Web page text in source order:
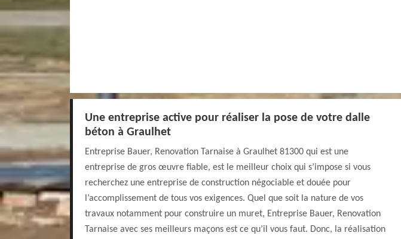
Une entreprise active pour réaliser la pose de votre dalle
béton à Graulhet
Entreprise Bauer, Renovation Tarnaise à Graulhet 81300 qui est une
entreprise de gros œuvre fiable, est le meilleur choix qui s’impose si vous
recherchez une entreprise de construction négociable et douée pour
l’accomplissement de tous vos exigences. Quel que soit la nature de vos
travaux notamment pour construire un muret, Entreprise Bauer, Renovation
Tarnaise avec ses meilleurs maçons est ce qu’il vous faut. Donc, la réalisation